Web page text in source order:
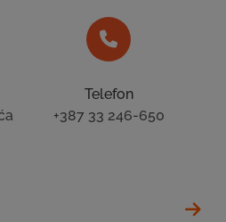
Telefon
+387 33 246-650